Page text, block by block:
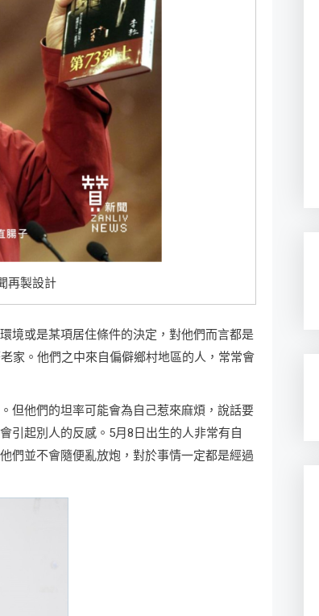
再製設計
境或是某項居住條件的決定，對他們而言都是
家。他們之中來自偏僻鄉村地區的人，常常會
但他們的坦率可能會為自己惹來麻煩，說話要
引起別人的反感。5月8日出生的人非常有自
們並不會隨便亂放炮，對於事情一定都是經過